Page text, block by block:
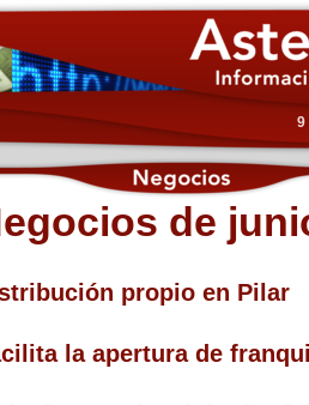
9
de
propio en Pilar
la apertura de